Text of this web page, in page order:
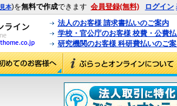
見本)を無料で作成できます 会員登録(無料) ログイン
法人のお客様 請求書払いのご案内
学校・官公庁のお客様 校費・公費
研究機関のお客様 科研費払いのご